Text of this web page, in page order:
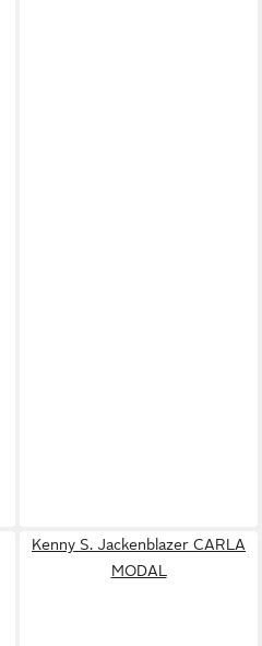
Kenny S. Jackenblazer CARLA
MODAL